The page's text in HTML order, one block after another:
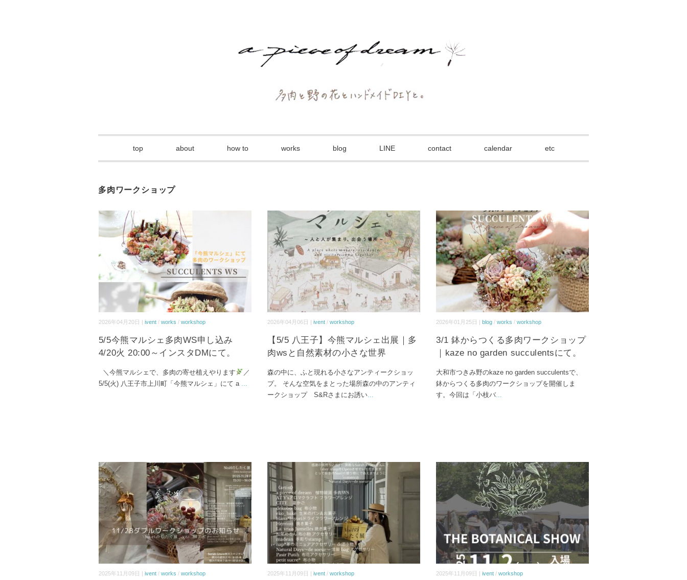
top about how to works blog LINE contact calendar etc
多肉ワークショップ
2026年04月20日 | ivent/ works / workshop
5/5今熊マルシェ多肉WS申し込み
4/20火 20:00～インスタDMにて。
＼今熊マルシェで、多肉の寄せ植えやります
／
5/5(火) 八王子市上川町「今熊マルシェ」にて a ...
2026年04月06日 |ivent /workshop
【5/5 八王子】今熊マルシェ出展｜多
肉wsと自然素材の小さな世界
森の中に、ふと現れる小さなアンティークショッ
プ。 そんな空気をまとった場所森の中のアンティ
ークショップ S&Rさまにお誘い...
2026年01月25日 |blog /works /workshop
3/1 鉢からつくる多肉ワークショップ
｜kaze no garden succulentsにて。
大和市つきみ野のkaze no garden succulentsで、
鉢からつくる多肉のワークショップを開催しま
す。今回は「小枝バ...
2025年11月09日 | ivent/ works / workshop 2025年11月09日 |ivent /workshop 2025年11月09日 |ivent /workshop